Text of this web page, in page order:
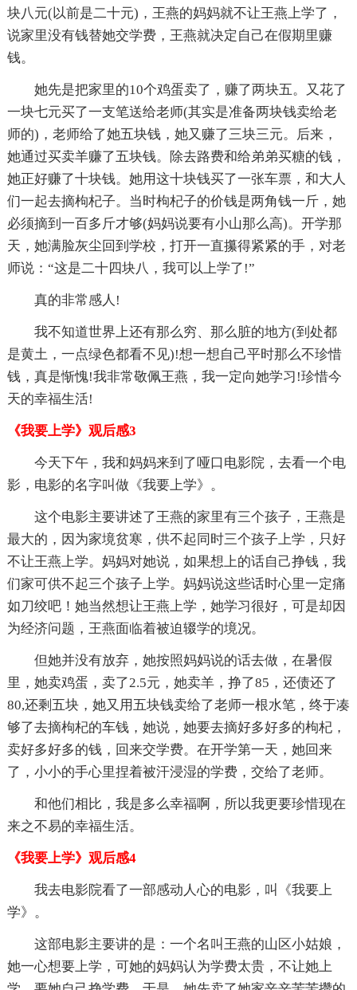
块八元(以前是二十元)，王燕的妈妈就不让王燕上学了，
说家里没有钱替她交学费，王燕就决定自己在假期里赚
钱。
她先是把家里的10个鸡蛋卖了，赚了两块五。又花了
一块七元买了一支笔送给老师(其实是准备两块钱卖给老
师的)，老师给了她五块钱，她又赚了三块三元。后来，
她通过买卖羊赚了五块钱。除去路费和给弟弟买糖的钱，
她正好赚了十块钱。她用这十块钱买了一张车票，和大人
们一起去摘枸杞子。当时枸杞子的价钱是两角钱一斤，她
必须摘到一百多斤才够(妈妈说要有小山那么高)。开学那
天，她满脸灰尘回到学校，打开一直攥得紧紧的手，对老
师说：“这是二十四块八，我可以上学了!”
真的非常感人!
我不知道世界上还有那么穷、那么脏的地方(到处都
是黄土，一点绿色都看不见)!想一想自己平时那么不珍惜
钱，真是惭愧!我非常敬佩王燕，我一定向她学习!珍惜今
天的幸福生活!
《我要上学》观后感3
今天下午，我和妈妈来到了哑口电影院，去看一个电
影，电影的名字叫做《我要上学》。
这个电影主要讲述了王燕的家里有三个孩子，王燕是
最大的，因为家境贫寒，供不起同时三个孩子上学，只好
不让王燕上学。妈妈对她说，如果想上的话自己挣钱，我
们家可供不起三个孩子上学。妈妈说这些话时心里一定痛
如刀绞吧！她当然想让王燕上学，她学习很好，可是却因
为经济问题，王燕面临着被迫辍学的境况。
但她并没有放弃，她按照妈妈说的话去做，在暑假
里，她卖鸡蛋，卖了2.5元，她卖羊，挣了85，还债还了
80,还剩五块，她又用五块钱卖给了老师一根水笔，终于凑
够了去摘枸杞的车钱，她说，她要去摘好多好多的枸杞，
卖好多好多的钱，回来交学费。在开学第一天，她回来
了，小小的手心里捏着被汗浸湿的学费，交给了老师。
和他们相比，我是多么幸福啊，所以我更要珍惜现在
来之不易的幸福生活。
《我要上学》观后感4
我去电影院看了一部感动人心的电影，叫《我要上
学》。
这部电影主要讲的是：一个名叫王燕的山区小姑娘，
她一心想要上学，可她的妈妈认为学费太贵，不让她上